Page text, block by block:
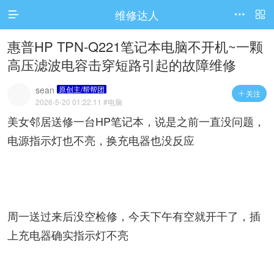
访问电脑版
 维修达人 

惠普HP TPN-Q221笔记本电脑不开机~一颗
高压滤波电容击穿短路引起的故障维修
 关注
sean 原创主/帮帮团
2026-5-20 01:22:11 #电脑
美女邻居送修一台HP笔记本，说是之前一直没问题，
电源指示灯也不亮，换充电器也没反应
周一送过来后没空检修，今天下午有空就开干了，插
上充电器确实指示灯不亮